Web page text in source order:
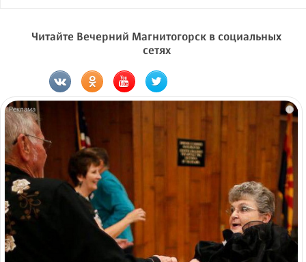
Читайте Вечерний Магнитогорск в социальных
сетях
i